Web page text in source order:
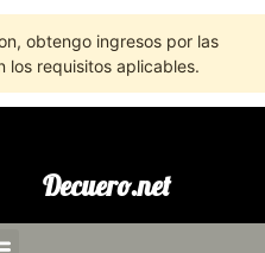
obtengo ingresos por las
los requisitos aplicables.
Decuero.net